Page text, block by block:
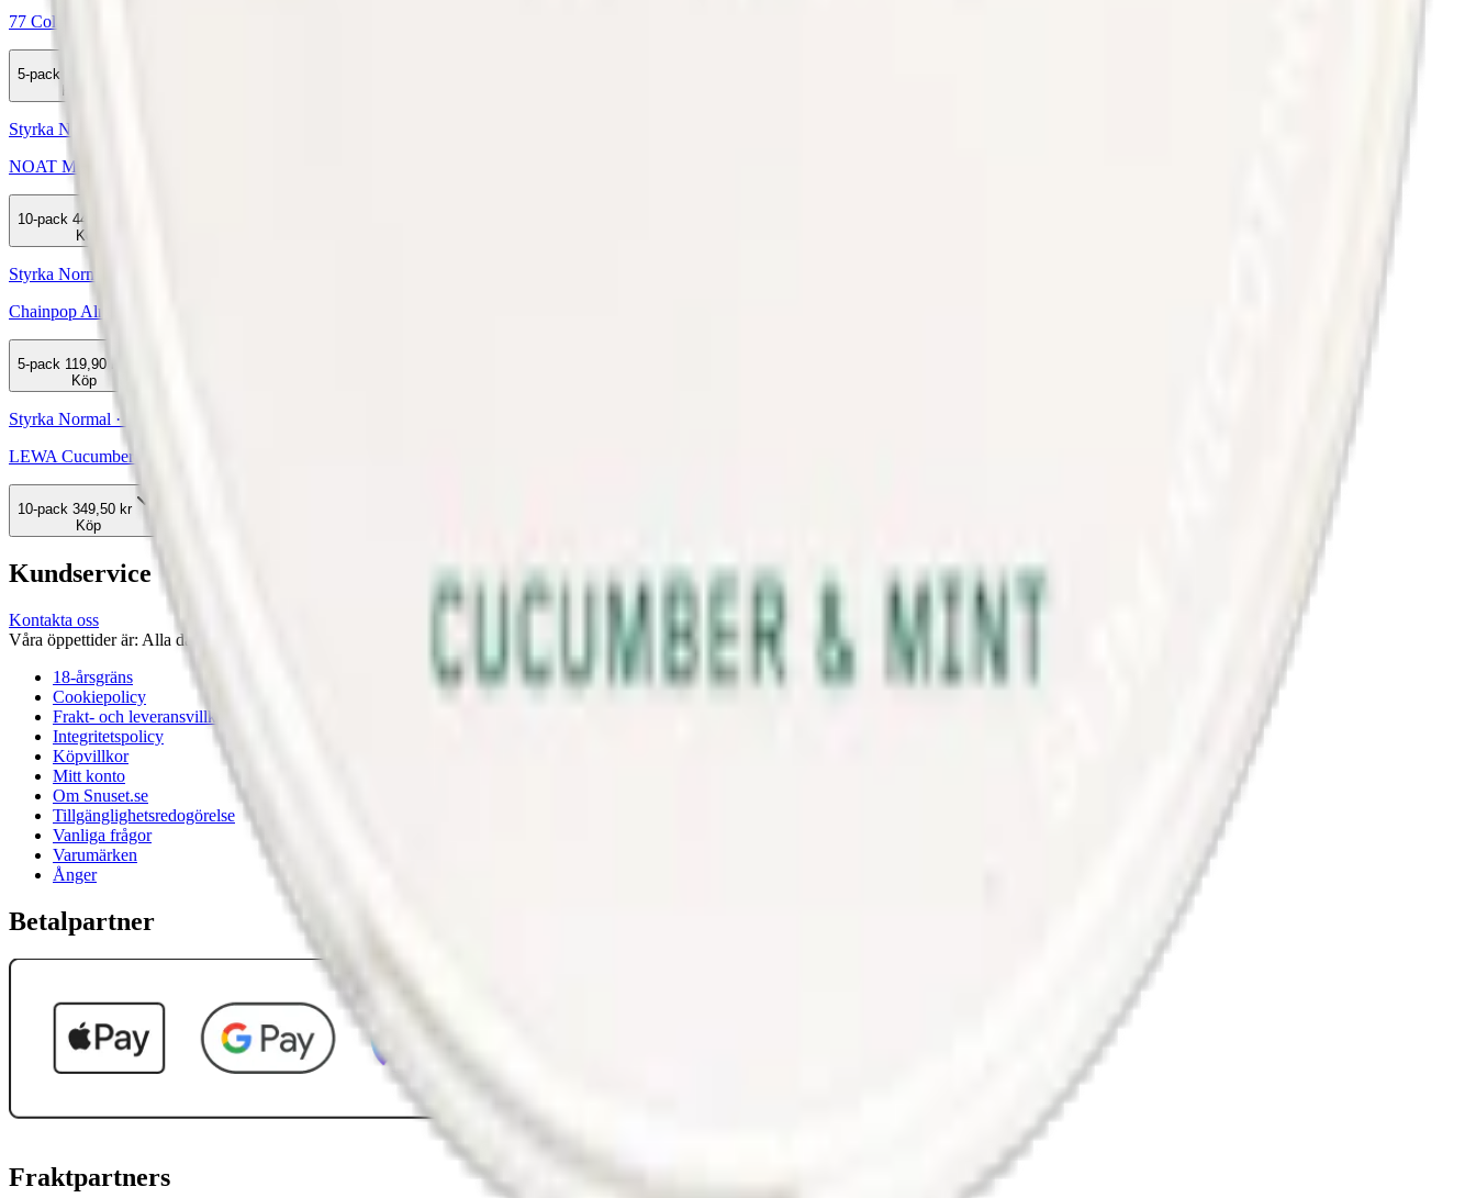
77 Cola & Vanilla 3
5-pack
Köp
Styrka Normal · Slim
NOAT Matcha 7mg
10-pack 449,90 kr
Köp
Styrka Normal · Slim
Chainpop Almond & Vanilla 3
5-pack 119,90 kr
Köp
Styrka Normal · Slim
LEWA Cucumber Mint
10-pack 349,50 kr
Köp
Kundservice
Kontakta oss
Våra öppettider är: Alla dagar 08:00 - 18:00 Vi svarar vanligtvis inom 24 timmar på vardagar.
18-årsgräns
Cookiepolicy
Frakt- och leveransvillkor
Integritetspolicy
Köpvillkor
Mitt konto
Om Snuset.se
Tillgänglighetsredogörelse
Vanliga frågor
Varumärken
Ånger
Betalpartner
Fraktpartners